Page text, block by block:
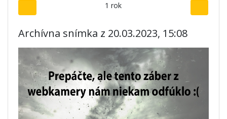
1 rok
Archívna snímka z 20.03.2023, 15:08